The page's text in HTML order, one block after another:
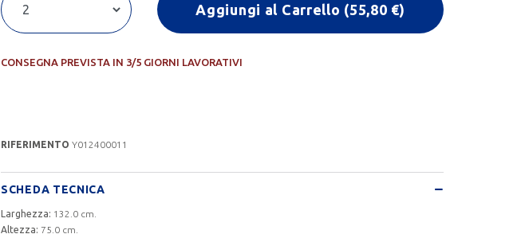
Aggiungi al Carrello (55,80 €)
CONSEGNA PREVISTA IN 3/5 GIORNI LAVORATIVI
RIFERIMENTO Y012400011
SCHEDA TECNICA
Larghezza: 132.0 cm.
Altezza: 75.0 cm.